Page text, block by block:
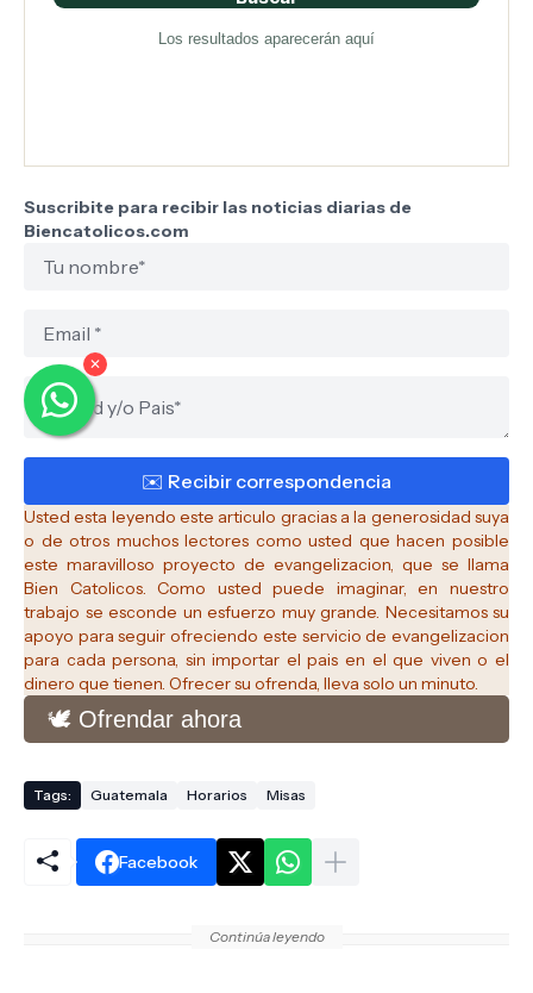
✕
Los resultados aparecerán aquí
Suscribite para recibir las noticias diarias de
Biencatolicos.com
Usted esta leyendo este articulo gracias a la generosidad suya
o de otros muchos lectores como usted que hacen posible
este maravilloso proyecto de evangelizacion, que se llama
Bien Catolicos.Como usted puede imaginar, en nuestro
trabajo se esconde un esfuerzo muy grande. Necesitamos su
apoyo para seguir ofreciendo este servicio de evangelizacion
para cada persona, sin importar el pais en el que viven o el
dinero que tienen. Ofrecer su ofrenda, lleva solo un minuto.
🕊️ Ofrendar ahora
Tags: Guatemala Horarios Misas
Facebook
Continúa leyendo